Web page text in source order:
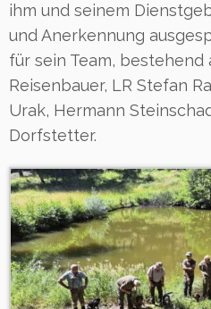
ihm und seinem
und Anerkennung
für sein Team, bestehend
Reisenbauer, LR Stefan
Urak, Hermann
Dorfstetter.